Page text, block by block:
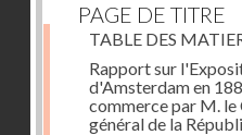
PAGE DE TITRE
TABLE DES
Rapport sur
d'Amsterdam en
commerce par M. le
général de la